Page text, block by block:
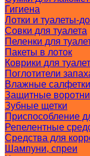
Гигиена
Лотки и туалеты-
Совки для туалета
Пеленки для
Пакеты в лоток
Коврики для
Поглотители
Влажные салфетки
Защитные
Зубные щетки
Приспособление
Репелентные
Средства для
Шампуни, спреи